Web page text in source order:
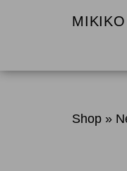
Shop »